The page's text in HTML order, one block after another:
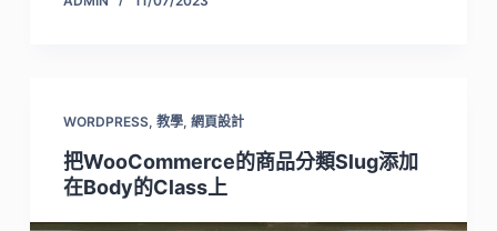
WORDPRESS, 教學, 網頁設計
把WooCommerce的商品分類Slug添加
在Body的Class上